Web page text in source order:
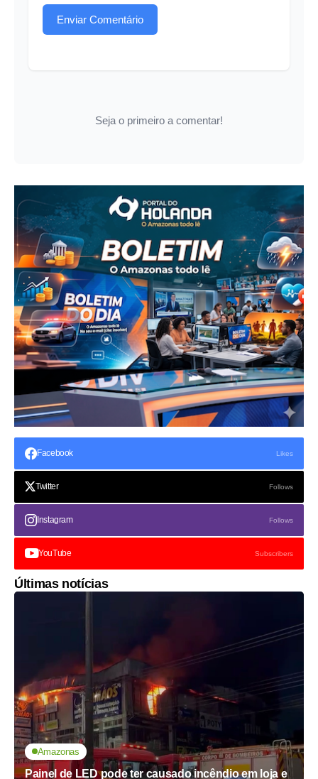
Enviar Comentário
Seja o primeiro a comentar!
Facebook Likes
Twitter Follows
Instagram Follows
YouTube Subscribers
Últimas notícias
Amazonas
Painel de LED pode ter causado incêndio em loja e